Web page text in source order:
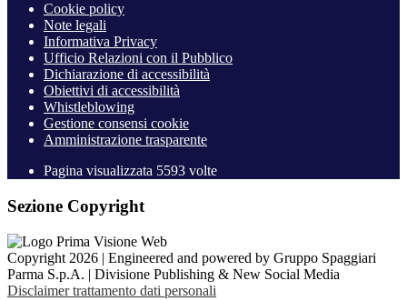
Cookie policy
Note legali
Informativa Privacy
Ufficio Relazioni con il Pubblico
Dichiarazione di accessibilità
Obiettivi di accessibilità
Whistleblowing
Gestione consensi cookie
Amministrazione trasparente
Pagina visualizzata 5593 volte
Sezione Copyright
Copyright 2026 | Engineered and powered by Gruppo Spaggiari
Parma S.p.A. | Divisione Publishing & New Social Media
Disclaimer trattamento dati personali